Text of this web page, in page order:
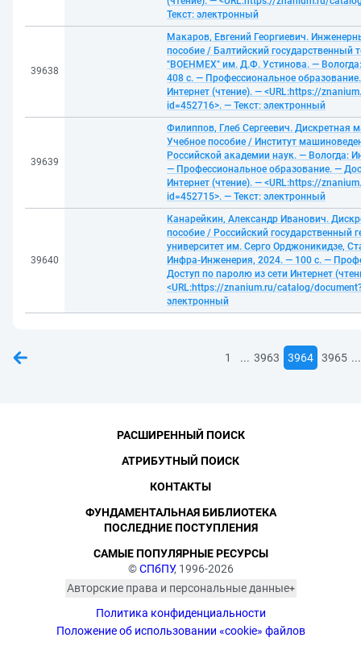
Текст: электронный
39638
Макаров, Евгений Георгиевич.
пособие / Балтийский государственный
"ВОЕНМЕХ" им. Д.Ф. Устинова. —
408 с. — Профессиональное
Интернет (чтение). — <URL:https://
id=452716>. — Текст: электронный
39639
Филиппов, Глеб Сергеевич. Дискретная
Учебное пособие / Институт
Российской академии наук. — Вологда:
— Профессиональное образование. —
Интернет (чтение). — <URL:https://
id=452715>. — Текст: электронный
39640
Канарейкин, Александр Иванович.
пособие / Российский государственный
университет им. Серго Орджоникидзе,
Инфра-Инженерия, 2024. — 100 с. —
Доступ по паролю из сети Интернет
<URL:https://znanium.ru/catalog/
электронный
1 ... 3963 3964 3965 ...
©СПбПУ, 1996-2026
Авторские права и персональные данные
изображённых лиц в соответствии
с требованиями законодательства
Политика конфиденциальности
Положение об использовании «cookie» файлов
РАСШИРЕННЫЙ ПОИСК
АТРИБУТНЫЙ ПОИСК
КОНТАКТЫ
ФУНДАМЕНТАЛЬНАЯ БИБЛИОТЕКА
ПОСЛЕДНИЕ ПОСТУПЛЕНИЯ
САМЫЕ ПОПУЛЯРНЫЕ РЕСУРСЫ